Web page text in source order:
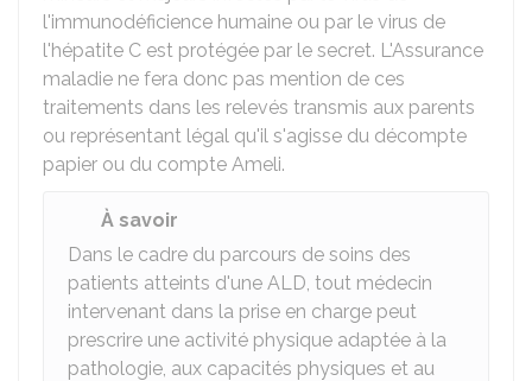
l'immunodéficience humaine ou par le virus de
l'hépatite C est protégée par le secret. L'Assurance
maladie ne fera donc pas mention de ces
traitements dans les relevés transmis aux parents
ou représentant légal qu'il s'agisse du décompte
papier ou du compte Ameli.
À savoir
Dans le cadre du parcours de soins des
patients atteints d'une ALD, tout médecin
intervenant dans la prise en charge peut
prescrire une activité physique adaptée à la
pathologie, aux capacités physiques et au